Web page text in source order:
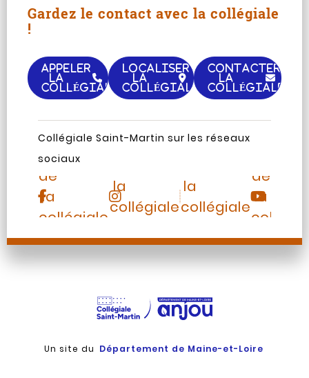
Gardez le contact avec la collégiale
!
APPELER
LA
COLLÉGIALE
LOCALISER
LA
COLLÉGIALE
CONTACTER
LA
COLLÉGIALE
Collégiale Saint-Martin sur les réseaux
sociaux
Page
Facebook
de
la
collégiale
Saint-
Martin
Instagram
la
collégiale
Martin
TripAdvisor
la
collégiale
Martin
de
la
Saint-
Martin
Un site du Département de Maine-et-Loire